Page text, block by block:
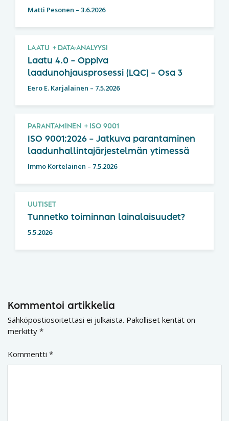
Matti Pesonen – 3.6.2026
LAATU DATA-ANALYYSI
Laatu 4.0 – Oppiva
laadunohjausprosessi (LQC) – Osa 3
Eero E. Karjalainen – 7.5.2026
PARANTAMINEN ISO 9001
ISO 9001:2026 – Jatkuva parantaminen
laadunhallintajärjestelmän ytimessä
Immo Kortelainen – 7.5.2026
UUTISET
Tunnetko toiminnan lainalaisuudet?
5.5.2026
Kommentoi artikkelia
Sähköpostiosoitettasi ei julkaista. Pakolliset kentät on
merkitty *
Kommentti *